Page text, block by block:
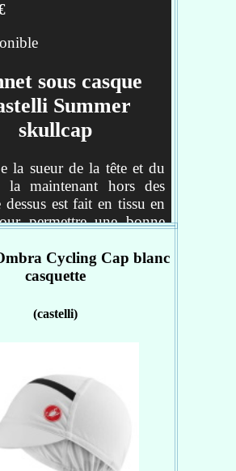
sous casque
Summer
skullcap
la sueur de la tête et du
maintenant hors des
est fait en tissu en
permettre une bonne
et pour protéger la tête du
:
: Blanc
: Printemps/Été
: Unique
: Bonnet
100% polyester
;
pour être porté sous le
Cycling Cap blanc
casquette
(castelli)